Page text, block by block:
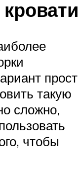
прост
такую
сложно,
чтобы